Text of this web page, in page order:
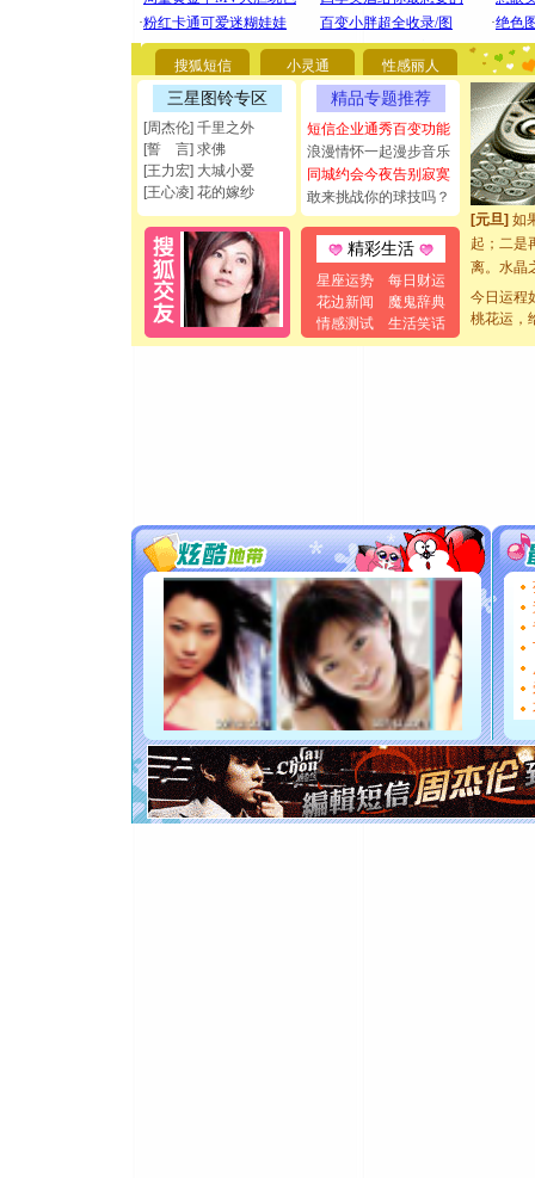
搜狐短信 小灵通 性感丽人
三星图铃专区
[周杰伦] 千里之外
[誓 言] 求佛
[王力宏] 大城小爱
[王心凌] 花的嫁纱
精品专题推荐
短信企业通秀百变功能
浪漫情怀一起漫步音乐
同城约会今夜告别寂寞
敢来挑战你的球技吗？
精彩生活
星座运势
每日财运
花边新闻
魔鬼辞典
情感测试
生活笑话
[圣诞节]
能正大光
都要快乐
[圣诞节]
如意,快
[元旦]看
断电。爱
你是我专
[元旦] 如
起；二是
离。水晶
泣，这
卖了。水
你太多，
要平安！
[圣诞节]
能正大
都要快乐
[圣诞节]
如意,快
[元旦]
看
断电。
你是我专
[元旦]如
起；二是
离。水晶
今日运程
桃花运，